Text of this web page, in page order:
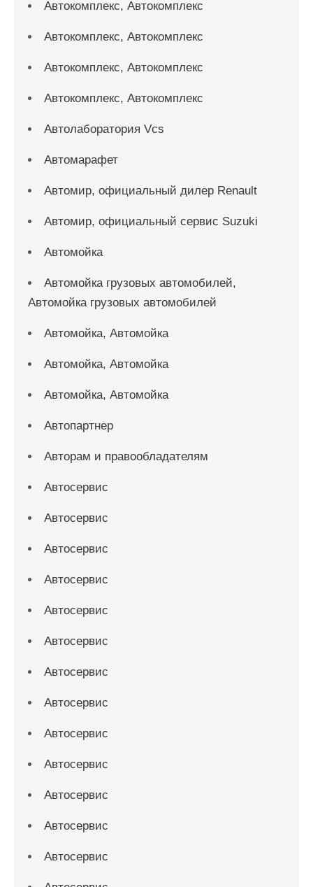
Автокомплекс, Автокомплекс
Автокомплекс, Автокомплекс
Автокомплекс, Автокомплекс
Автокомплекс, Автокомплекс
Автолаборатория Vcs
Автомарафет
Автомир, официальный дилер Renault
Автомир, официальный сервис Suzuki
Автомойка
Автомойка грузовых автомобилей,
Автомойка грузовых автомобилей
Автомойка, Автомойка
Автомойка, Автомойка
Автомойка, Автомойка
Автопартнер
Авторам и правообладателям
Автосервис
Автосервис
Автосервис
Автосервис
Автосервис
Автосервис
Автосервис
Автосервис
Автосервис
Автосервис
Автосервис
Автосервис
Автосервис